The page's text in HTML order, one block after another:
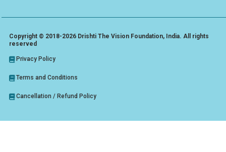
Copyright © 2018-2026 Drishti The Vision Foundation, India. All rights
reserved
Privacy Policy
Terms and Conditions
Cancellation / Refund Policy